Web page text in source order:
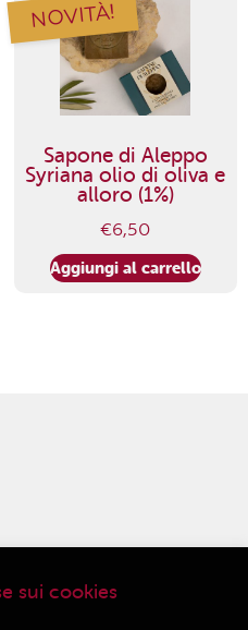
NOVITÀ!
Sapone di Aleppo
Syriana olio di oliva e
alloro (1%)
€6,50
Aggiungi al carrello
Sociale
sui cookies